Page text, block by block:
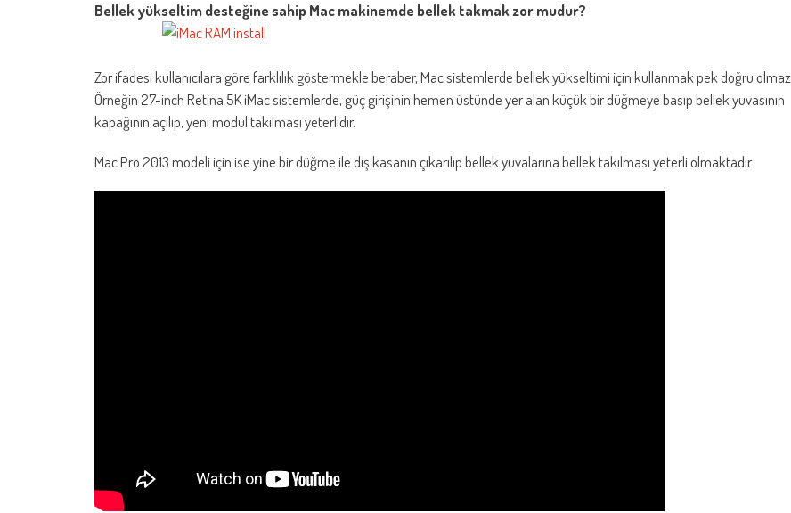
Bellek yükseltim desteğine sahip Mac makinemde bellek takmak zor mudur?
Zor ifadesi kullanıcılara göre farklılık göstermekle beraber, Mac sistemlerde bellek yükseltimi için kullanmak pek doğru olmaz.
Örneğin 27-inch Retina 5K iMac sistemlerde, güç girişinin hemen üstünde yer alan küçük bir düğmeye basıp bellek yuvasının
kapağının açılıp, yeni modül takılması yeterlidir.
Mac Pro 2013 modeli için ise yine bir düğme ile dış kasanın çıkarılıp bellek yuvalarına bellek takılması yeterli olmaktadır.